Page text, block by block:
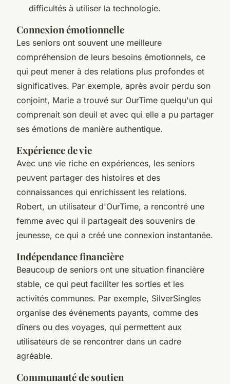
difficultés à utiliser la technologie.
Connexion émotionnelle
Les seniors ont souvent une meilleure
compréhension de leurs besoins émotionnels, ce
qui peut mener à des relations plus profondes et
significatives. Par exemple, après avoir perdu son
conjoint, Marie a trouvé sur OurTime quelqu'un qui
comprenait son deuil et avec qui elle a pu partager
ses émotions de manière authentique.
Expérience de vie
Avec une vie riche en expériences, les seniors
peuvent partager des histoires et des
connaissances qui enrichissent les relations.
Robert, un utilisateur d'OurTime, a rencontré une
femme avec qui il partageait des souvenirs de
jeunesse, ce qui a créé une connexion instantanée.
Indépendance financière
Beaucoup de seniors ont une situation financière
stable, ce qui peut faciliter les sorties et les
activités communes. Par exemple, SilverSingles
organise des événements payants, comme des
dîners ou des voyages, qui permettent aux
utilisateurs de se rencontrer dans un cadre
agréable.
Communauté de soutien